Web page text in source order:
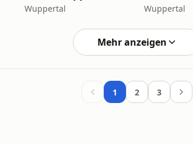
Wuppertal Wuppertal
Mehr anzeigen
1 2 3